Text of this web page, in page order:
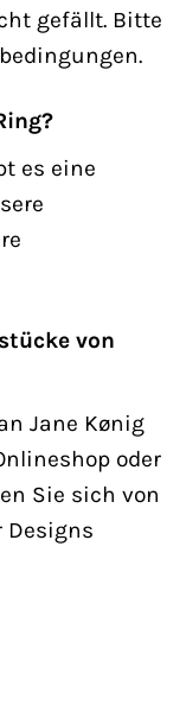
gefällt. Bitte
es eine
von
Jane Kønig
oder
Sie sich von
Designs